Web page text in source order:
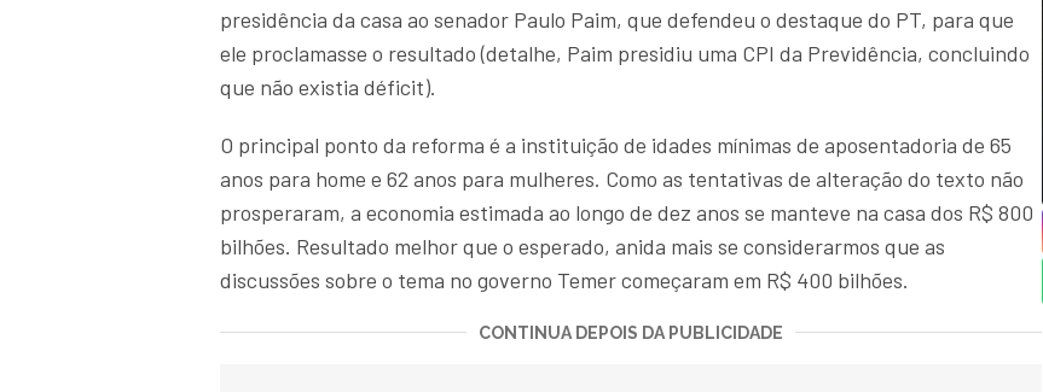
presidência da casa ao senador Paulo Paim, que defendeu o destaque do PT, para que
ele proclamasse o resultado (detalhe, Paim presidiu uma CPI da Previdência, concluindo
que não existia déficit).
O principal ponto da reforma é a instituição de idades mínimas de aposentadoria de 65
anos para home e 62 anos para mulheres. Como as tentativas de alteração do texto não
prosperaram, a economia estimada ao longo de dez anos se manteve na casa dos R$ 800
bilhões. Resultado melhor que o esperado, anida mais se considerarmos que as
discussões sobre o tema no governo Temer começaram em R$ 400 bilhões.
CONTINUA DEPOIS DA PUBLICIDADE